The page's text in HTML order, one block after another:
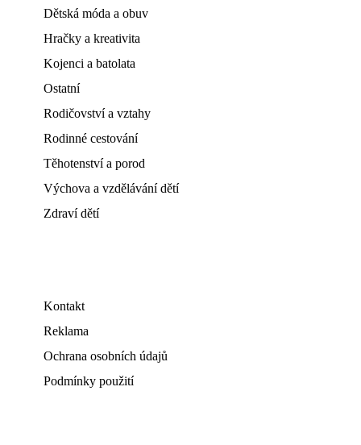
Dětská móda a obuv
Hračky a kreativita
Kojenci a batolata
Ostatní
Rodičovství a vztahy
Rodinné cestování
Těhotenství a porod
Výchova a vzdělávání dětí
Zdraví dětí
Kontakt
Reklama
Ochrana osobních údajů
Podmínky použití